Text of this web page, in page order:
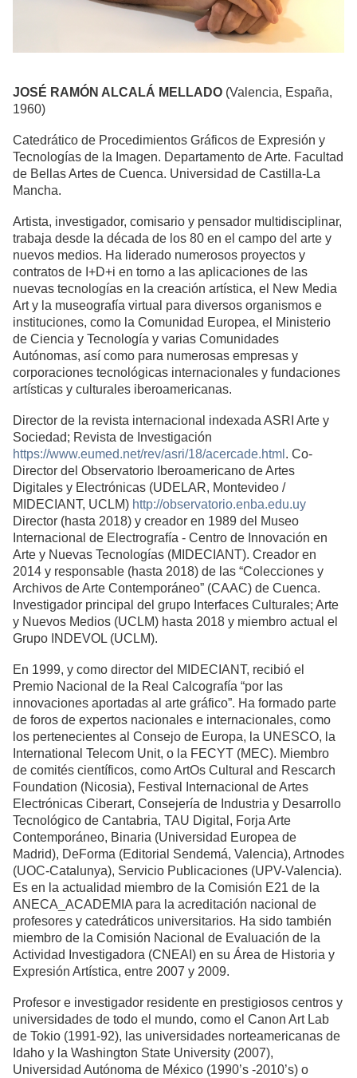
JOSÉ RAMÓN ALCALÁ MELLADO (Valencia, España,
1960)
Catedrático de Procedimientos Gráficos de Expresión y
Tecnologías de la Imagen. Departamento de Arte. Facultad
de Bellas Artes de Cuenca. Universidad de Castilla-La
Mancha.
Artista, investigador, comisario y pensador multidisciplinar,
trabaja desde la década de los 80 en el campo del arte y
nuevos medios. Ha liderado numerosos proyectos y
contratos de I+D+i en torno a las aplicaciones de las
nuevas tecnologías en la creación artística, el New Media
Art y la museografía virtual para diversos organismos e
instituciones, como la Comunidad Europea, el Ministerio
de Ciencia y Tecnología y varias Comunidades
Autónomas, así como para numerosas empresas y
corporaciones tecnológicas internacionales y fundaciones
artísticas y culturales iberoamericanas.
Director de la revista internacional indexada ASRI Arte y
Sociedad; Revista de Investigación
https://www.eumed.net/rev/asri/18/acercade.html . Co-
Director del Observatorio Iberoamericano de Artes
Digitales y Electrónicas (UDELAR, Montevideo /
MIDECIANT, UCLM) http://observatorio.enba.edu.uy
Director (hasta 2018) y creador en 1989 del Museo
Internacional de Electrografía - Centro de Innovación en
Arte y Nuevas Tecnologías (MIDECIANT). Creador en
2014 y responsable (hasta 2018) de las “Colecciones y
Archivos de Arte Contemporáneo” (CAAC) de Cuenca.
Investigador principal del grupo Interfaces Culturales; Arte
y Nuevos Medios (UCLM) hasta 2018 y miembro actual el
Grupo INDEVOL (UCLM).
En 1999, y como director del MIDECIANT, recibió el
Premio Nacional de la Real Calcografía “por las
innovaciones aportadas al arte gráfico”. Ha formado parte
de foros de expertos nacionales e internacionales, como
los pertenecientes al Consejo de Europa, la UNESCO, la
International Telecom Unit, o la FECYT (MEC). Miembro
de comités científicos, como ArtOs Cultural and Rescarch
Foundation (Nicosia), Festival Internacional de Artes
Electrónicas Ciberart, Consejería de Industria y Desarrollo
Tecnológico de Cantabria, TAU Digital, Forja Arte
Contemporáneo, Binaria (Universidad Europea de
Madrid), DeForma (Editorial Sendemá, Valencia), Artnodes
(UOC-Catalunya), Servicio Publicaciones (UPV-Valencia).
Es en la actualidad miembro de la Comisión E21 de la
ANECA_ACADEMIA para la acreditación nacional de
profesores y catedráticos universitarios. Ha sido también
miembro de la Comisión Nacional de Evaluación de la
Actividad Investigadora (CNEAI) en su Área de Historia y
Expresión Artística, entre 2007 y 2009.
Profesor e investigador residente en prestigiosos centros y
universidades de todo el mundo, como el Canon Art Lab
de Tokio (1991-92), las universidades norteamericanas de
Idaho y la Washington State University (2007),
Universidad Autónoma de México (1990’s -2010’s) o